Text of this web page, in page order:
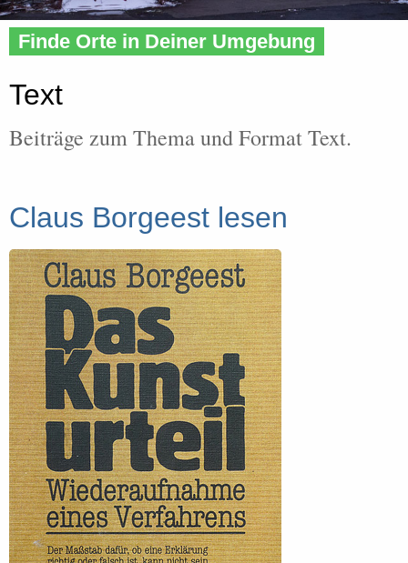
Finde Orte in Deiner Umgebung
Text
Beiträge zum Thema und Format Text.
Claus Borgeest lesen
Recent Posts